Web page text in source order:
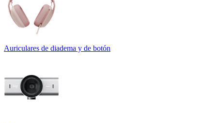
Auriculares de diadema y de botón